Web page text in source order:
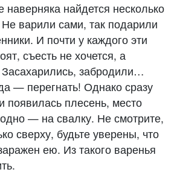
найдется несколько
варили сами, так подарили
И почти у каждого эти
съесть не хочется, а
забродили…
— перегнать! Однако сразу
появилась плесень, место
— на свалку. Не смотрите,
сверху, будьте уверены, что
ею. Из такого варенья